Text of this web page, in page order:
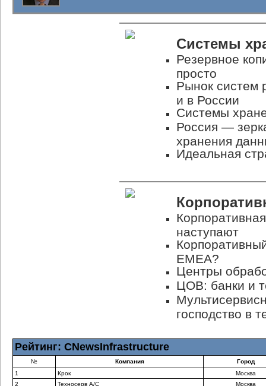
Системы
Резервное
просто
Рынок систем
и в России
Системы
Россия —
хранения
Идеальная
наступают
EMEA?
Центры
ЦОВ: банки и
господство в
Рейтинг: CNewsInfrastructure
№ Компания
Город
1
Крок
Москва
2
Техносерв А/С
Москва